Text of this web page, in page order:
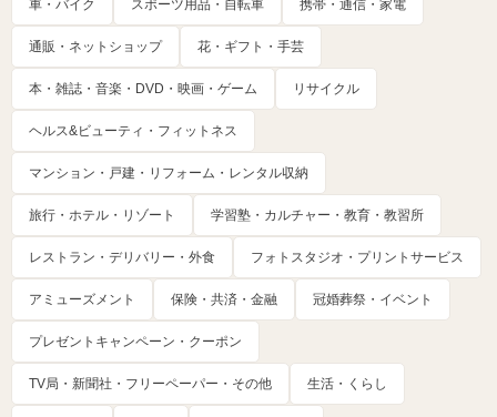
車・バイク スポーツ用品・自転車 携帯・通信・家電
通販・ネットショップ 花・ギフト・手芸
本・雑誌・音楽・DVD・映画・ゲーム リサイクル
ヘルス&ビューティ・フィットネス
マンション・戸建・リフォーム・レンタル収納
旅行・ホテル・リゾート 学習塾・カルチャー・教育・教習所
レストラン・デリバリー・外食 フォトスタジオ・プリントサービス
アミューズメント 保険・共済・金融 冠婚葬祭・イベント
プレゼントキャンペーン・クーポン
TV局・新聞社・フリーペーパー・その他 生活・くらし